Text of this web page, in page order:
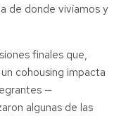
de donde vivíamos y
finales que,
cohousing impacta
—
algunas de las